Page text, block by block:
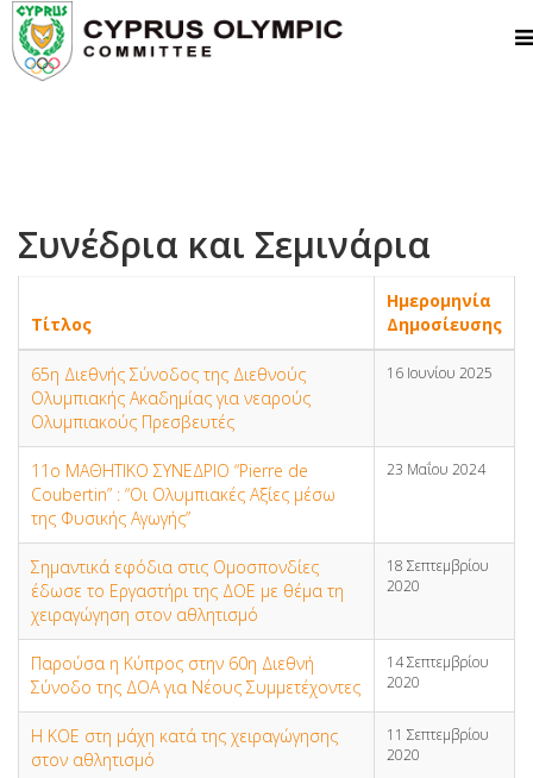
Συνέδρια και Σεμινάρια
Τίτλος
Ημερομηνία
Δημοσίευσης
65η Διεθνής Σύνοδος της Διεθνούς
Ολυμπιακής Ακαδημίας για νεαρούς
Ολυμπιακούς Πρεσβευτές
16 Ιουνίου 2025
11ο ΜΑΘΗΤΙΚΟ ΣΥΝΕΔΡΙΟ “Pierre de
Coubertin” : “Οι Ολυμπιακές Αξίες μέσω
της Φυσικής Αγωγής”
23 Μαΐου 2024
Σημαντικά εφόδια στις Ομοσπονδίες
έδωσε το Εργαστήρι της ΔΟΕ με θέμα τη
χειραγώγηση στον αθλητισμό
18 Σεπτεμβρίου
2020
Παρούσα η Κύπρος στην 60η Διεθνή
Σύνοδο της ΔΟΑ για Νέους Συμμετέχοντες
14 Σεπτεμβρίου
2020
Η ΚΟΕ στη μάχη κατά της χειραγώγησης
στον αθλητισμό
11 Σεπτεμβρίου
2020